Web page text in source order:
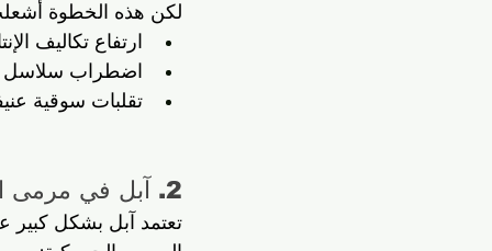
لكن هذه الخطوة
ارتفاع تكاليف
اضطراب سلاسل
تقلبات سوقية
2. آبل في مرمى النيران: تكاليف إنتاج أعلى وهوامش ربح أقل
تعتمد آبل بشكل